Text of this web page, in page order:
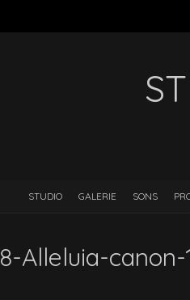
STUDIO GALERIE SONS
8-Alleluia-canon-